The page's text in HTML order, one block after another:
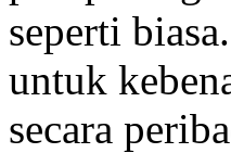
seperti
untuk
secara